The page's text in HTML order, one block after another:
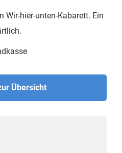
Wir-hier-unten-Kabarett. Ein
Übersicht